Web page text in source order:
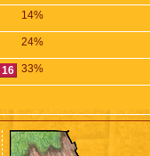
14%
24%
16 33%